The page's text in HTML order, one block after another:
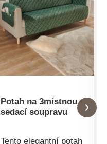
Potah na 3místnou
sedací soupravu
Tento elegantní potah